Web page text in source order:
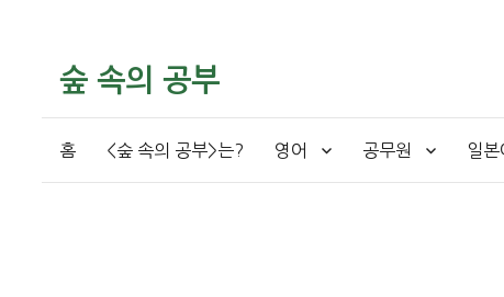
숲 속의 공부
홈 <숲 속의 공부>는? 영어 공무원 일본